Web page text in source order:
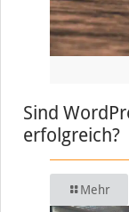
Sind
erfolgreich?
Mehr